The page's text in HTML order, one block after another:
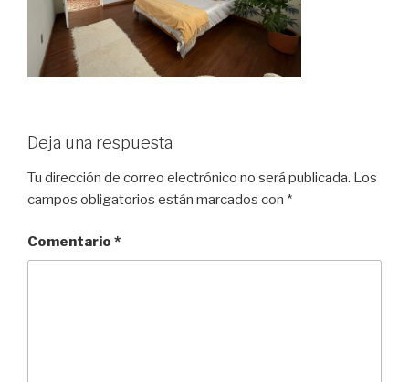
Deja una respuesta
Tu dirección de correo electrónico no será publicada. Los
campos obligatorios están marcados con *
Comentario *